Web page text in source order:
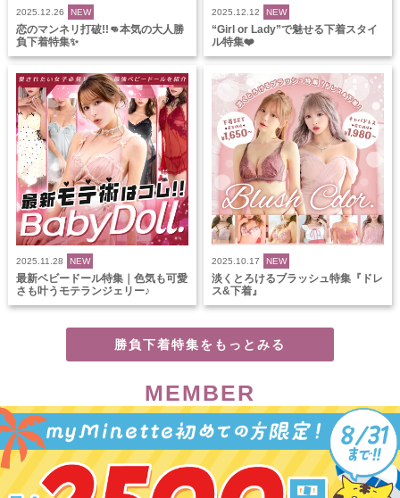
2025.12.26 NEW
恋のマンネリ打破!!👊本気の大人勝
負下着特集✨
2025.12.12 NEW
“Girl or Lady”で魅せる下着スタイ
ル特集❤️
2025.11.28 NEW
最新ベビードール特集｜色気も可愛
さも叶うモテランジェリー♪
2025.10.17 NEW
淡くとろけるブラッシュ特集『ドレ
ス&下着』
勝負下着特集をもっとみる
MEMBER